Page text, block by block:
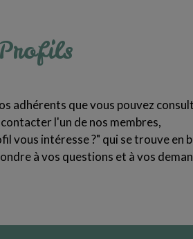
Profils
adhérents que vous pouvez
l'un de nos membres,
vous intéresse ?" qui se trouve en
à vos questions et à vos